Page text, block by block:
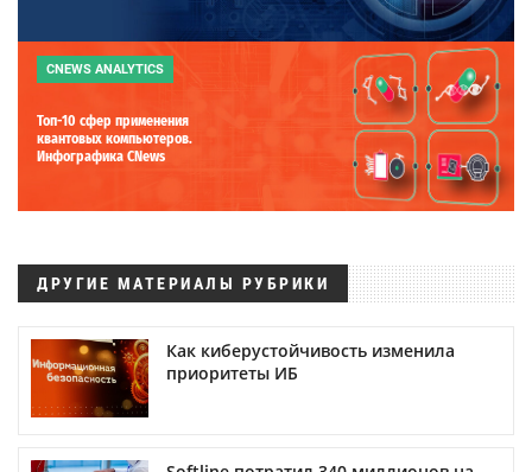
CNEWS ANALYTICS
Топ-10 сфер применения
квантовых компьютеров.
Инфографика CNews
ДРУГИЕ МАТЕРИАЛЫ РУБРИКИ
Как киберустойчивость изменила
приоритеты ИБ